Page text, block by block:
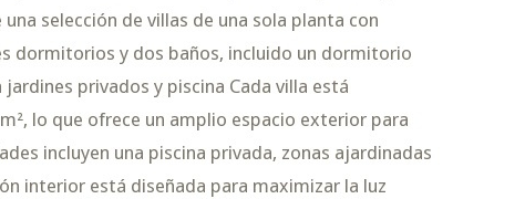
selección de villas de una sola planta con
dormitorios y dos baños, incluido un dormitorio
privados y piscina Cada villa está
lo que ofrece un amplio espacio exterior para
incluyen una piscina privada, zonas ajardinadas
interior está diseñada para maximizar la luz